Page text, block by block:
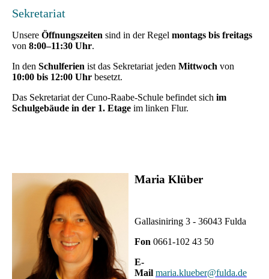
Sekretariat
Unsere Öffnungszeiten sind in der Regel montags bis freitags
von 8:00–11:30 Uhr.
In den Schulferien ist das Sekretariat jeden Mittwoch von
10:00 bis 12:00 Uhr besetzt.
Das Sekretariat der Cuno-Raabe-Schule befindet sich im
Schulgebäude in der 1. Etage im linken Flur.
Maria Klüber
Gallasiniring 3 - 36043 Fulda
Fon 0661-102 43 50
E-
Mail maria.klueber@fulda.de